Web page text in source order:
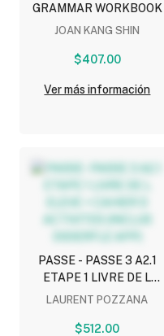
GRAMMAR WORKBOOK
JOAN KANG SHIN
$407.00
Ver más información
PASSE - PASSE 3 A2.1
ETAPE 1 LIVRE DE L
ELEVE + CAHIER D
DIDIERFLE APP)
LAURENT POZZANA
$512.00